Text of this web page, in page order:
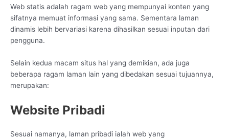
Web statis adalah ragam web yang mempunyai konten yang
sifatnya memuat informasi yang sama. Sementara laman
dinamis lebih bervariasi karena dihasilkan sesuai inputan dari
pengguna.
Selain kedua macam situs hal yang demikian, ada juga
beberapa ragam laman lain yang dibedakan sesuai tujuannya,
merupakan:
Website Pribadi
Sesuai namanya, laman pribadi ialah web yang